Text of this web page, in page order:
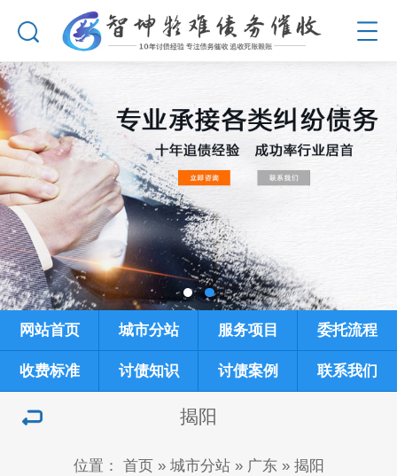
网站首页 城市分站 服务项目 委托流程
收费标准 讨债知识 讨债案例 联系我们
揭阳
位置： 首页 » 城市分站» 广东» 揭阳